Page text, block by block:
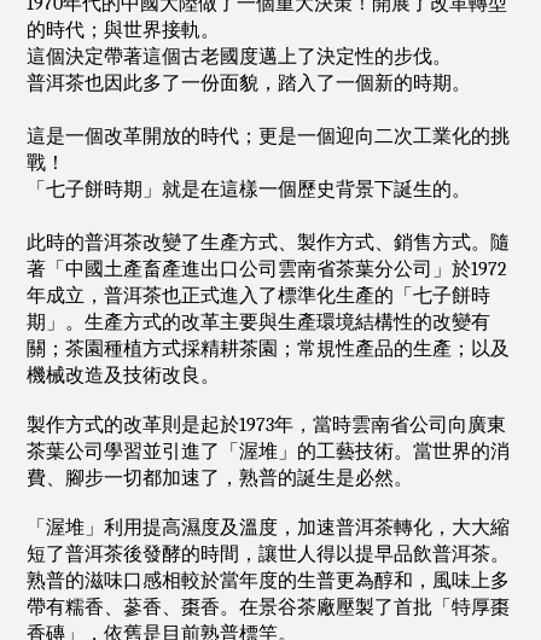
的時代；與世界接軌。
這個決定帶著這個古老國度邁上了決定性的步伐。
普洱茶也因此多了一份面貌，踏入了一個新的時期。
這是一個改革開放的時代；更是一個迎向二次工業化的挑
戰！
「七子餅時期」就是在這樣一個歷史背景下誕生的。
此時的普洱茶改變了生產方式、製作方式、銷售方式。隨
著「中國土產畜產進出口公司雲南省茶葉分公司」於1972
年成立，普洱茶也正式進入了標準化生產的「七子餅時
期」。生產方式的改革主要與生產環境結構性的改變有
關；茶園種植方式採精耕茶園；常規性產品的生產；以及
機械改造及技術改良。
製作方式的改革則是起於1973年，當時雲南省公司向廣東
茶葉公司學習並引進了「渥堆」的工藝技術。當世界的消
費、腳步一切都加速了，熟普的誕生是必然。
「渥堆」利用提高濕度及溫度，加速普洱茶轉化，大大縮
短了普洱茶後發酵的時間，讓世人得以提早品飲普洱茶。
熟普的滋味口感相較於當年度的生普更為醇和，風味上多
帶有糯香、蔘香、棗香。在景谷茶廠壓製了首批「特厚棗
香磚」，依舊是目前熟普標竿。